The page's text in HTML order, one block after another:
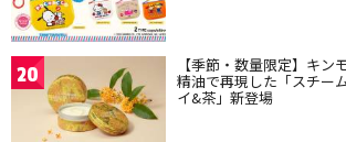
20 【季節・数量限定】キン
精油で再現した「スチー
イ&茶」新登場